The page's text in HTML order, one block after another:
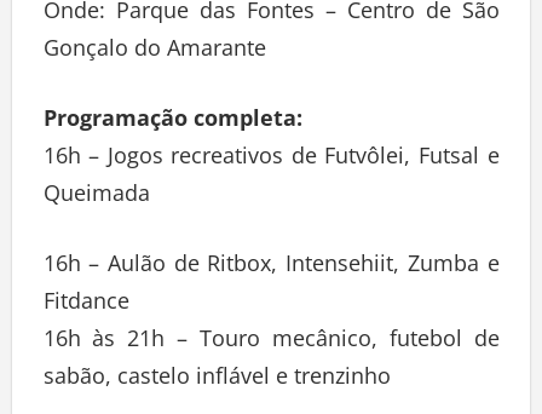
Onde: Parque das Fontes – Centro de São
Gonçalo do Amarante
Programação completa:
16h – Jogos recreativos de Futvôlei, Futsal e
Queimada
16h – Aulão de Ritbox, Intensehiit, Zumba e
Fitdance
16h às 21h – Touro mecânico, futebol de
sabão, castelo inflável e trenzinho